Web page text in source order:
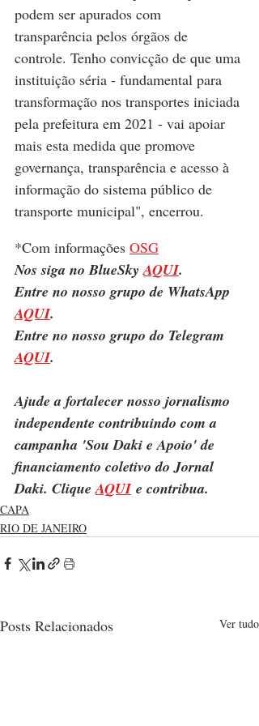
podem ser apurados com
transparência pelos órgãos de
controle. Tenho convicção de que uma
instituição séria - fundamental para
transformação nos transportes iniciada
pela prefeitura em 2021 - vai apoiar
mais esta medida que promove
governança, transparência e acesso à
informação do sistema público de
transporte municipal", encerrou.
*Com informações OSG
Nos siga no BlueSky AQUI.
Entre no nosso grupo de WhatsApp
AQUI.
Entre no nosso grupo do Telegram
AQUI.
Ajude a fortalecer nosso jornalismo
independente contribuindo com a
campanha 'Sou Daki e Apoio' de
financiamento coletivo do Jornal
Daki. Clique AQUI e contribua.
CAPA
RIO DE JANEIRO
Posts Relacionados Ver tudo